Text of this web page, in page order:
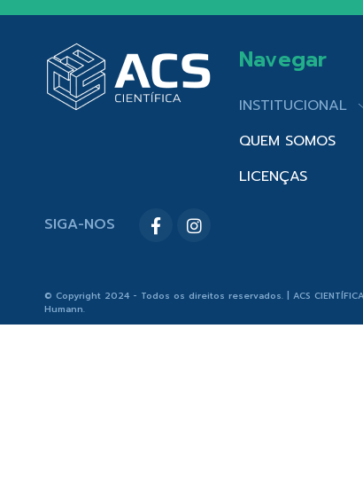
SIGA-NOS
Navegar
INSTITUCIONAL
QUEM SOMOS
LICENÇAS
© Copyright 2024 - Todos os direitos reservados. | ACS
Humann.